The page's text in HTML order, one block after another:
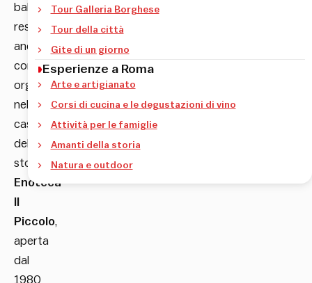
baluardo
resiste
ancora
con
orgoglio:
nel
caso
della
storica
Enoteca
Piccolo,
aperta
dal
1980
Tour Galleria Borghese
Tour della città
Gite di un giorno
Esperienze a Roma
Arte e artigianato
Corsi di cucina e le degustazioni di vino
Attività per le famiglie
Amanti della storia
Natura e outdoor